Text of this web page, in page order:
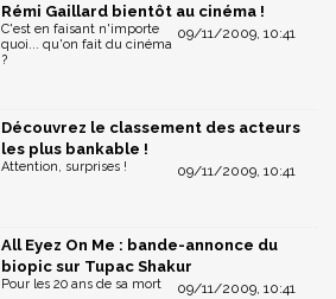
Rémi Gaillard bientôt au cinéma !
09/11/2009, 10:41
C'est en faisant n'importe
quoi... qu'on fait du cinéma
?
Découvrez le classement des acteurs
les plus bankable !
09/11/2009, 10:41
Attention, surprises !
All Eyez On Me : bande-annonce du
biopic sur Tupac Shakur
09/11/2009, 10:41
Pour les 20 ans de sa mort